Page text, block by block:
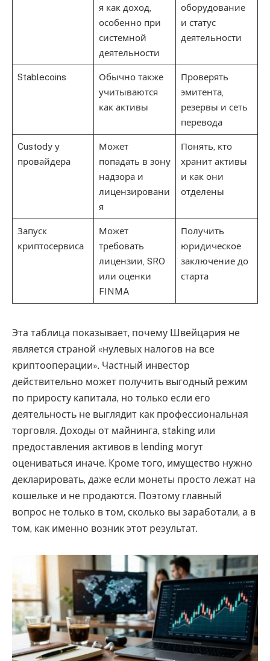
я как доход,
особенно при
системной
деятельности
оборудование
и статус
деятельности
Stablecoins
Обычно также
учитываются
как активы
Проверять
эмитента,
резервы и сеть
перевода
Custody у
провайдера
Может
попадать в зону
надзора и
лицензировани
я
Понять, кто
хранит активы
и как они
отделены
Запуск
криптосервиса
Может
требовать
лицензии, SRO
или оценки
FINMA
Получить
юридическое
заключение до
старта
Эта таблица показывает, почему Швейцария не
является страной «нулевых налогов на все
криптооперации». Частный инвестор
действительно может получить выгодный режим
по приросту капитала, но только если его
деятельность не выглядит как профессиональная
торговля. Доходы от майнинга, staking или
предоставления активов в lending могут
оцениваться иначе. Кроме того, имущество нужно
декларировать, даже если монеты просто лежат на
кошельке и не продаются. Поэтому главный
вопрос не только в том, сколько вы заработали, а в
том, как именно возник этот результат.